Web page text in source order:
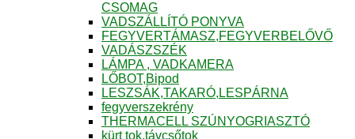
CSOMAG
VADSZÁLLÍTÓ PONYVA
FEGYVERTÁMASZ,FEGYVERBELŐVŐ
VADÁSZSZÉK
LÁMPA , VADKAMERA
LŐBOT,Bipod
LESZSÁK,TAKARÓ,LESPÁRNA
fegyverszekrény
THERMACELL SZÚNYOGRIASZTÓ
kürt tok,távcsőtok